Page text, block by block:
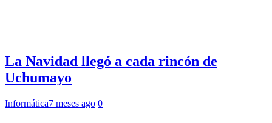
La Navidad llegó a cada rincón de
Uchumayo
Informática7 meses ago 0